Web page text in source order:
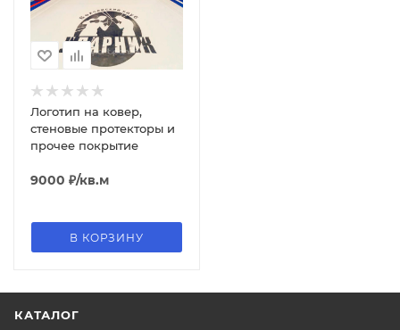
Логотип на ковер,
стеновые протекторы и
прочее покрытие
9000 ₽/кв.м
В КОРЗИНУ
КАТАЛОГ